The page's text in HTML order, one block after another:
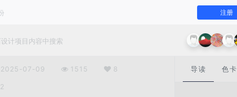
注册
2025-07-09 1515 8
2
导读 色卡